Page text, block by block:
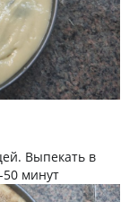
Выпекать в
50 минут